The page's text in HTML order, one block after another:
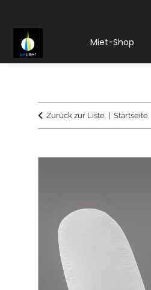
Miet-Shop
Zurück zur Liste Startseite